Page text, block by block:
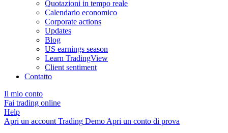
Quotazioni in tempo reale
Calendario economico
Corporate actions
Updates
Blog
US earnings season
Learn TradingView
Client sentiment
Contatto
Il mio conto
Fai trading online
Help
Apri un account Trading Demo Apri un conto di prova